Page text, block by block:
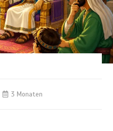
3 Monaten